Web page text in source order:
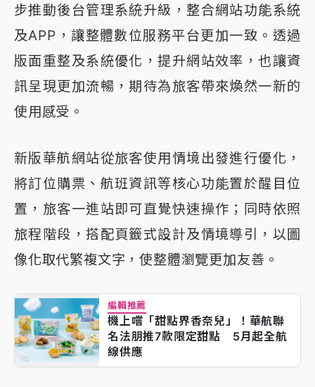
步推動後台管理系統升級，整合網站功能系統
及APP，讓整體數位服務平台更加一致。透過
版面重整及系統優化，提升網站效率，也讓資
訊呈現更加流暢，期待為旅客帶來煥然一新的
使用感受。
新版華航網站從旅客使用情境出發進行優化，
將訂位購票、航班資訊等核心功能置於醒目位
置，旅客一進站即可直覺快速操作；同時依照
旅程階段，搭配頁籤式設計及情境導引，以圖
像化取代繁複文字，使整體瀏覽更加友善。
編輯推薦
機上嚐「甜點界香奈兒」！華航聯
名法朋推7款限定甜點 5月起全航
線供應